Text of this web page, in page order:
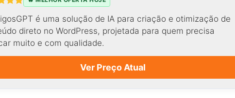
é uma solução de IA para criação e otimização de
direto no WordPress, projetada para quem precisa
muito e com qualidade.
Ver Preço Atual